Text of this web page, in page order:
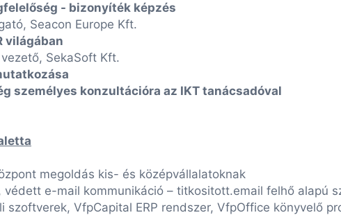
- bizonyíték képzés
Seacon Europe Kft.
világában
SekaSoft Kft.
személyes konzultációra az IKT tanácsadóval
megoldás kis- és középvállalatoknak
védett e-mail kommunikáció – titkositott.email felhő alapú
szoftverek, VfpCapital ERP rendszer, VfpOffice könyvelő